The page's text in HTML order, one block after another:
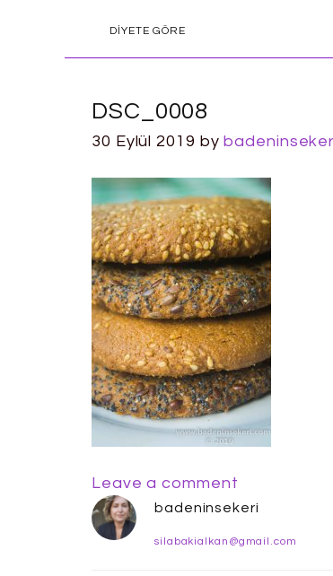
DIYETE GÖRE
DSC_0008
30 Eylül 2019 by
Leave a comment
badeninsekeri
silabakialkan@gmail.com